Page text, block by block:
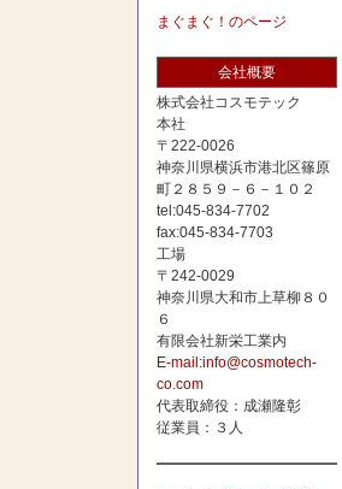
まぐまぐ！のページ
会社概要
株式会社コスモテック
本社
〒222-0026
神奈川県横浜市港北区篠原
町２８５９－６－１０２
tel:045-834-7702
fax:045-834-7703
工場
〒242-0029
神奈川県大和市上草柳８０
６
有限会社新栄工業内
E-mail:info@cosmotech-
co.com
代表取締役：成瀬隆彰
従業員：３人